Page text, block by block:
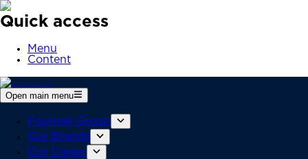
Quick access
Menu
Content
Open main menu
Fournier Group
Our Brands
Our Career